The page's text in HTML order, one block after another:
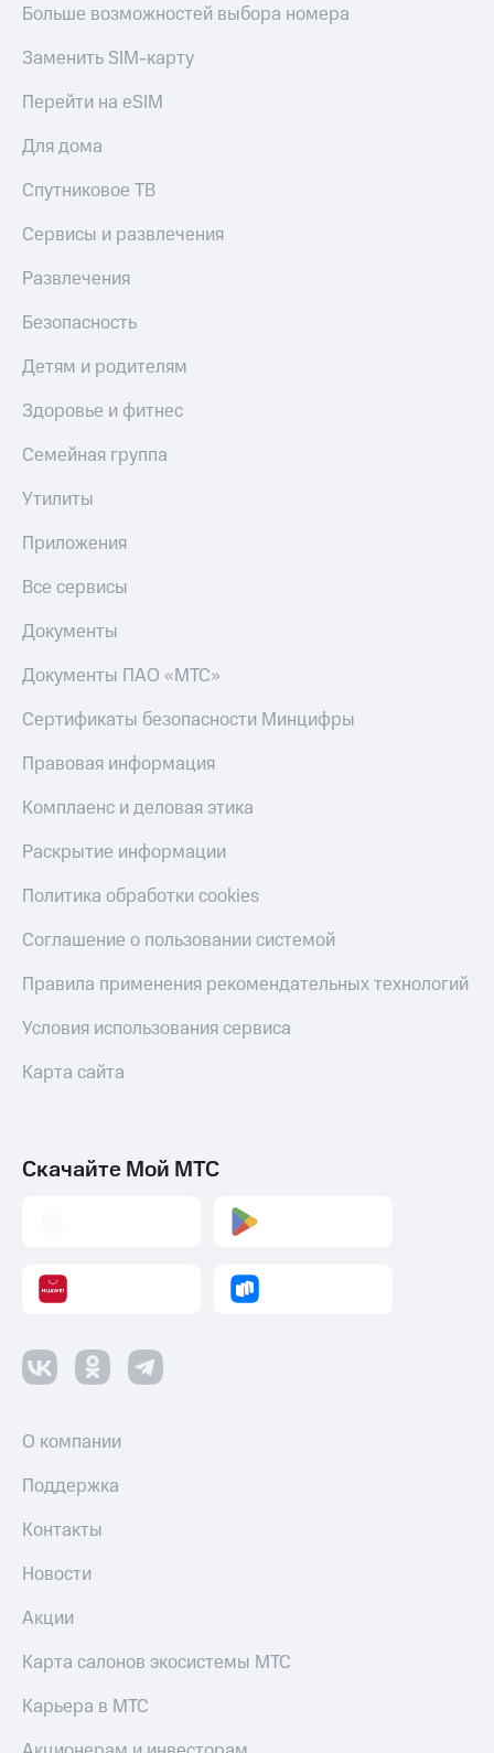
Больше возможностей выбора номера
Заменить SIM-карту
Перейти на eSIM
Для дома
Спутниковое ТВ
Сервисы и развлечения
Развлечения
Безопасность
Детям и родителям
Здоровье и фитнес
Семейная группа
Утилиты
Приложения
Все сервисы
Документы
Документы ПАО «МТС»
Сертификаты безопасности Минцифры
Правовая информация
Комплаенс и деловая этика
Раскрытие информации
Политика обработки cookies
Соглашение о пользовании системой
Правила применения рекомендательных технологий
Условия использования сервиса
Карта сайта
Скачайте Мой МТС
О компании
Поддержка
Контакты
Новости
Акции
Карта салонов экосистемы МТС
Карьера в МТС